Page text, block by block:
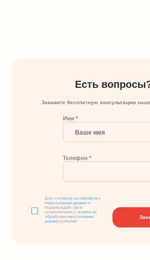
Есть
Закажите бесплатную консультацию
Имя *
Телефон *
Даюсогласие на обработку
персональных данных и
подтверждаю свое
ознакомление сполитикой
обработки персональных
данных компании